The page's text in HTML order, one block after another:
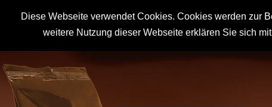
Diese Webseite verwendet Cookies. Cookies werden zur
weitere Nutzung dieser Webseite erklären Sie sich